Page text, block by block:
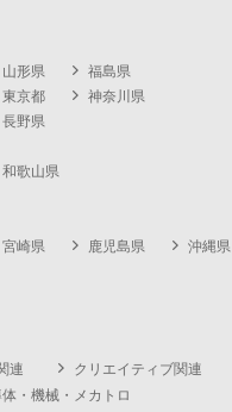
山形県
福島県
東京都
神奈川県
長野県
和歌山県
宮崎県 鹿児島県
沖縄県
連
クリエイティブ関連
・機械・メカトロ